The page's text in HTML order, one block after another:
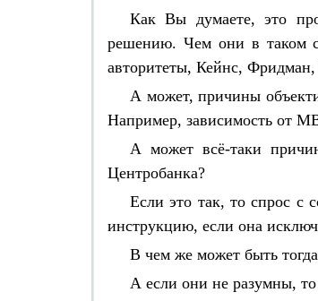
Как Вы думаете, это
решению. Чем они в таком
авторитеты, Кейнс,
А может, причины
Например, зависимость от
А может всё-таки
Центробанка?
Если это так, то спрос с
инструкцию, если она
В чем же может быть
А если они не разумны,